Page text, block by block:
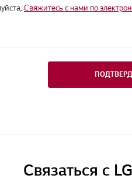
Свяжитесь с нами по
Связаться с